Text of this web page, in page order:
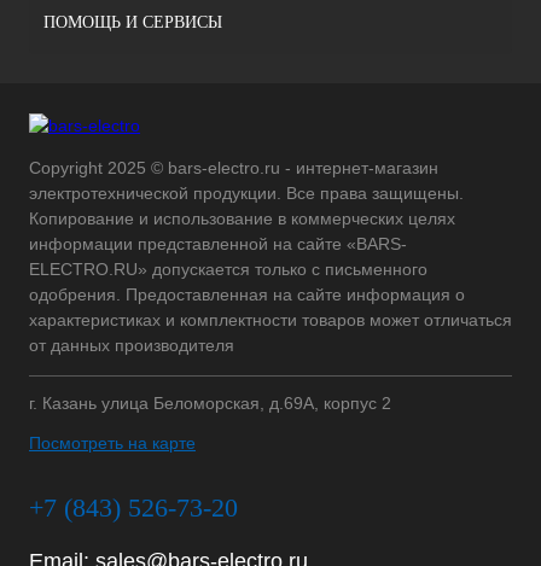
ПОМОЩЬ И СЕРВИСЫ
Copyright 2025 © bars-electro.ru - интернет-магазин
электротехнической продукции. Все права защищены.
Копирование и использование в коммерческих целях
информации представленной на сайте «BARS-
ELECTRO.RU» допускается только с письменного
одобрения. Предоставленная на сайте информация о
характеристиках и комплектности товаров может отличаться
от данных производителя
г. Казань улица Беломорская, д.69А, корпус 2
Посмотреть на карте
+7 (843) 526-73-20
Email: sales@bars-electro.ru